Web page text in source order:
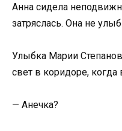
Анна сидела
затряслась. Она не
Улыбка Марии
свет в коридоре,
— Анечка?